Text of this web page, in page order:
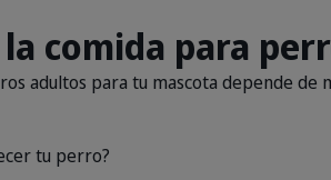
comida para
adultos para tu mascota depende de
tu perro?